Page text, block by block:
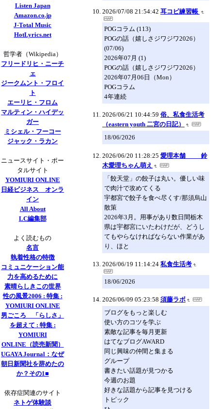
Listen Japan
Amazon.co.jp
J-Total Music
HotLyrics.net
哲学者（Wikipedia）
フリードリヒ・ニーチ
ェ
ジークムント・フロイ
ト
エーリヒ・フロム
マルティン・ハイデッ
ガー
ミシェル・フーコー
ジャック・ラカン
ニュースサイト・ポー
タルサイト
YOMIURI ONLINE
日経ビジネス オンラ
イン
All About
LC編集部
よく読むもの
名言
執着性格の特徴
コミュニケーション能
力を高めるために
素晴らしきこの世界
性の風景2006 : 特集 :
YOMIURI ONLINE
男ごころ 「らしさ」
を超えて : 特集 :
YOMIURI
ONLINE（読売新聞）
UGAYA Journal：なぜ
朝日新聞社を辞めたの
か？その1■
依存症関連のサイト
ネトゲ体験談
2026/07/08 21:54:42 耳コピ練習帳
POGコラム (113)
POGの話（嬉しさジワジワ2026）
(07/06)
2026年07月 (1)
POGの話（嬉しさジワジワ2026）
2026年07月06日（Mon）
POGコラム
4年連続
2026/06/21 10:44:59 俗、私食生活考
（eastern youth 二宮の日記）
18/06/2026
2026/06/20 11:28:25 愛理本舗 鈴
木愛理ちゃん萌え
「餃天堂」の餃子は丸い。優しい味
で肉汁で攻めてくる
宇都宮で餃子を食べ尽くす/那須烏山
散策
2026年3月。用事があり数日間栃木
県は宇都宮にいたわけだが、どうし
てもやらなければならない作業があ
り、ほと
2026/06/19 11:14:24 私食生活考
18/06/2026
2026/06/09 05:23:58 須藤ラボ
ブログをもっと楽しむ
使い方のコツを学ぶ
素敵な記事を毎月更新
はてなブログAWARD
同じ興味の仲間と集まる
グループ
書きたい話題が見つかる
今週のお題
好きな話題から記事を見つける
トピック